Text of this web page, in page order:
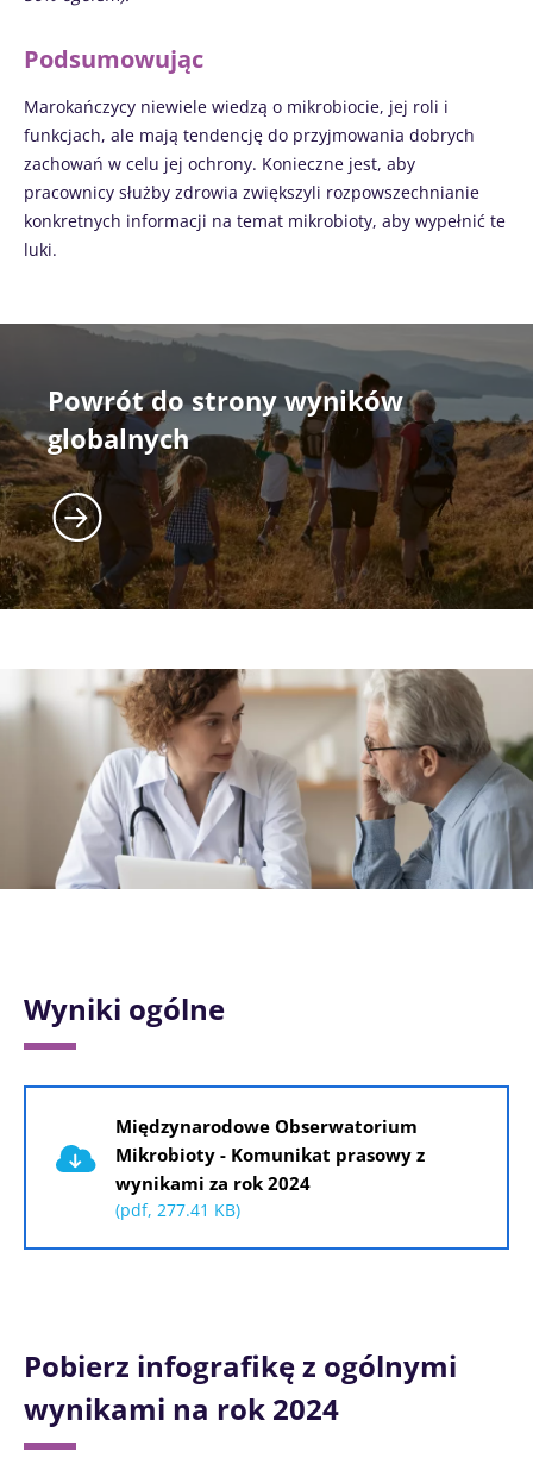
Podsumowując
Marokańczycy niewiele wiedzą o mikrobiocie, jej roli i
funkcjach, ale mają tendencję do przyjmowania dobrych
zachowań w celu jej ochrony. Konieczne jest, aby
pracownicy służby zdrowia zwiększyli rozpowszechnianie
konkretnych informacji na temat mikrobioty, aby wypełnić te
luki.
Powrót do strony wyników
globalnych
Wyniki ogólne
Międzynarodowe Obserwatorium
Mikrobioty - Komunikat prasowy z
wynikami za rok 2024
(pdf, 277.41 KB)
Pobierz infografikę z ogólnymi
wynikami na rok 2024
Dowiedz się